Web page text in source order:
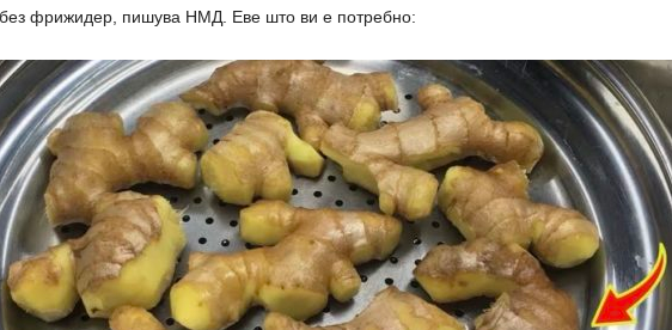
фрижидер, пишува НМД. Еве што ви е потребно: